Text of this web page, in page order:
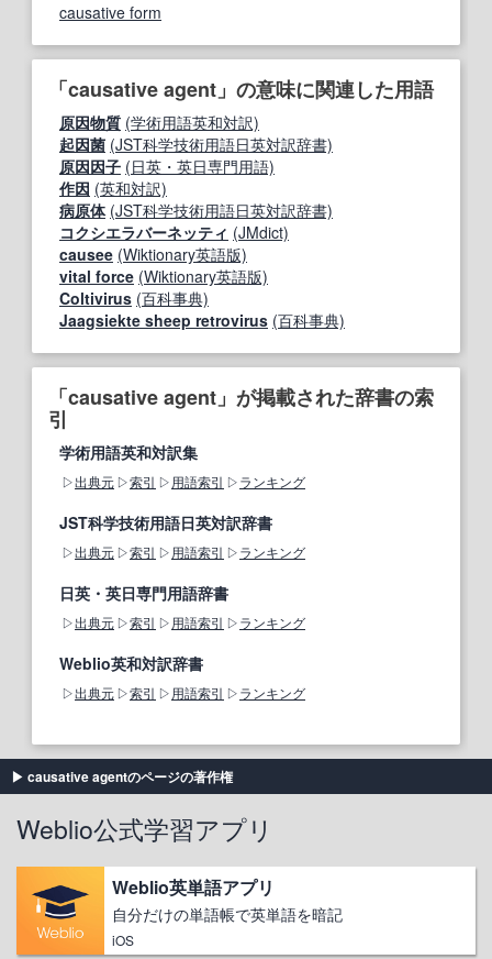
causative form
「causative agent」の意味に関連した用語
原因物質 (学術用語英和対訳)
起因菌 (JST科学技術用語日英対訳辞書)
原因因子 (日英・英日専門用語)
作因 (英和対訳)
病原体 (JST科学技術用語日英対訳辞書)
コクシエラバーネッティ (JMdict)
causee (Wiktionary英語版)
vital force (Wiktionary英語版)
Coltivirus (百科事典)
Jaagsiekte sheep retrovirus (百科事典)
「causative agent」が掲載された辞書の索
引
学術用語英和対訳集
出典元 索引 用語索引 ランキング
JST科学技術用語日英対訳辞書
出典元 索引 用語索引 ランキング
日英・英日専門用語辞書
出典元 索引 用語索引 ランキング
Weblio英和対訳辞書
出典元 索引 用語索引 ランキング
causative agentのページの著作権
Weblio公式学習アプリ
Weblio英単語アプリ
自分だけの単語帳で英単語を暗記
iOS